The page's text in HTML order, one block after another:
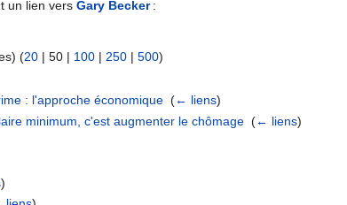
un lien vers Gary Becker:
) (20 | 50 | 100 | 250 | 500)
: l'approche économique ‎(← liens)
minimum, c'est augmenter le chômage ‎(← liens)
)